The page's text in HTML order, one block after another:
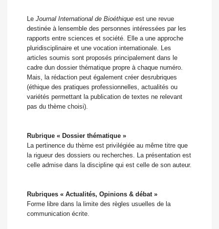
Le Journal International de Bioéthique est une revue
destinée à lensemble des personnes intéressées par les
rapports entre sciences et société. Elle a une approche
pluridisciplinaire et une vocation internationale. Les
articles soumis sont proposés principalement dans le
cadre dun dossier thématique propre à chaque numéro.
Mais, la rédaction peut également créer desrubriques
(éthique des pratiques professionnelles, actualités ou
variétés permettant la publication de textes ne relevant
pas du thème choisi).
Rubrique « Dossier thématique »
La pertinence du thème est privilégiée au même titre que
la rigueur des dossiers ou recherches. La présentation est
celle admise dans la discipline qui est celle de son auteur.
Rubriques « Actualités, Opinions & débat »
Forme libre dans la limite des règles usuelles de la
communication écrite.